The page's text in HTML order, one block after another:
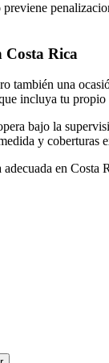
Costa Rica
también una
incluya tu
bajo la
y
en Costa